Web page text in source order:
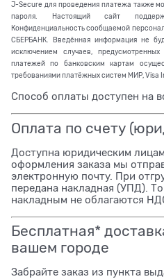
J-Secure для проведения платежа также
пароля. Настоящий сайт
Конфиденциальность сообщаемой
СБЕРБАНК. Введённая информация не
исключением случаев,
платежей по банковским картам
требованиями платёжных систем МИР, Visa
Способ оплаты доступен на
Оплата по счету
Доступна юридическим
оформления заказа мы
электронную почту. При
передана накладная (УПД).
накладным не облагаются
Бесплатная*
вашем городе
Забрайте заказ из пункта